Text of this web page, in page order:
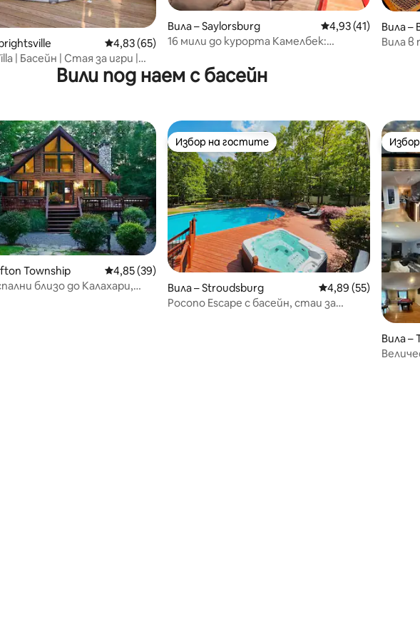
5, 98 отзива
Средна оценка: 4,83 от 5, 65 отзива
4,83 (65)
| Басейн | Стая за игри |
телевизор, езеро
Вила – Saylorsburg Средна оценка:
4,93 (41)
16 мили до курорта Камелбек:
Вила –
Вила в
Вили под наем с басейн
от 5, 3 отзива
Township Средна оценка: 4,85 от 5, 39 отзива
4,85 (39)
близо до Калахари,
Избор на гостите
Избор на гостите
Вила – Stroudsburg Средна оценка:
4,89 (55)
Pocono Escape с басейн, стаи за
Вила –